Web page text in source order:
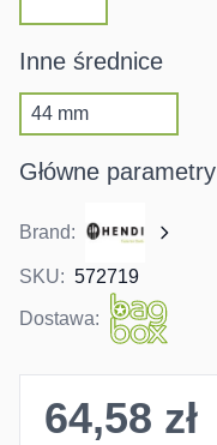
Inne średnice
44 mm
Główne parametry
Brand:
SKU: 572719
Dostawa:
64,58 zł